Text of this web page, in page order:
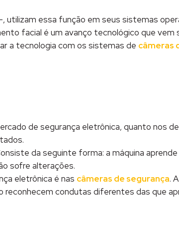
essa função em seus sistemas
facial é um avanço tecnológico que
a tecnologia com os sistemas de câmeras
de segurança eletrônica, quanto nos
da seguinte forma: a máquina
sofre alterações.
eletrônica é nas câmeras de segurança.
condutas diferentes das que